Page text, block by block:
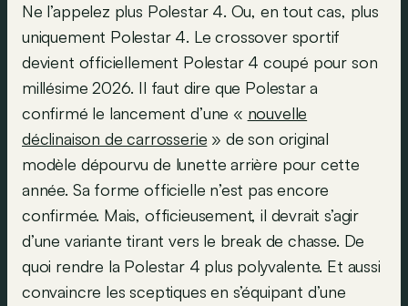
Ne l’appelez plus Polestar 4. Ou, en tout cas, plus
uniquement Polestar 4. Le crossover sportif
devient officiellement Polestar 4 coupé pour son
millésime 2026. Il faut dire que Polestar a
confirmé le lancement d’une « nouvelle
déclinaison de carrosserie » de son original
modèle dépourvu de lunette arrière pour cette
année. Sa forme officielle n’est pas encore
confirmée. Mais, officieusement, il devrait s’agir
d’une variante tirant vers le break de chasse. De
quoi rendre la Polestar 4 plus polyvalente. Et aussi
convaincre les sceptiques en s’équipant d’une